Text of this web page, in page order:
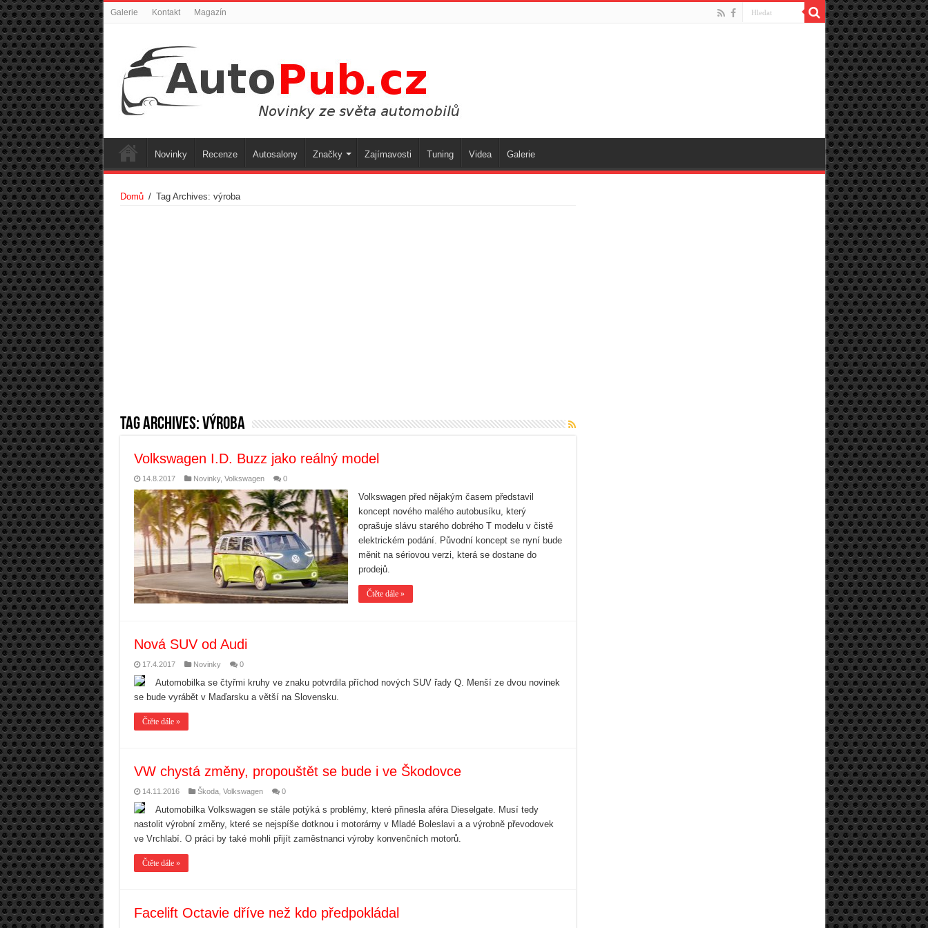
Galerie Kontakt Magazín
Novinky Recenze Autosalony Značky Zajímavosti Tuning Videa Galerie
Domů / Tag Archives: výroba
Tag Archives:výroba
Volkswagen I.D. Buzz jako reálný model
14.8.2017 Novinky, Volkswagen 0
Volkswagen před nějakým časem představil
koncept nového malého autobusíku, který
oprašuje slávu starého dobrého T modelu v čistě
elektrickém podání. Původní koncept se nyní bude
měnit na sériovou verzi, která se dostane do
prodejů.
Čtěte dále »
Nová SUV od Audi
17.4.2017 Novinky 0
Automobilka se čtyřmi kruhy ve znaku potvrdila příchod nových SUV řady Q. Menší ze dvou novinek
se bude vyrábět v Maďarsku a větší na Slovensku.
Čtěte dále »
VW chystá změny, propouštět se bude i ve Škodovce
14.11.2016 Škoda, Volkswagen 0
Automobilka Volkswagen se stále potýká s problémy, které přinesla aféra Dieselgate. Musí tedy
nastolit výrobní změny, které se nejspíše dotknou i motorárny v Mladé Boleslavi a a výrobně převodovek
ve Vrchlabí. O práci by také mohli přijít zaměstnanci výroby konvenčních motorů.
Čtěte dále »
Facelift Octavie dříve než kdo předpokládal